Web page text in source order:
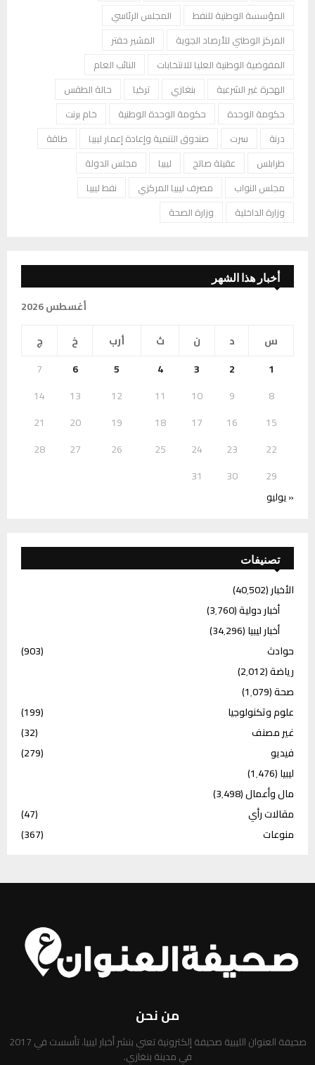
المؤسسة الوطنية للنفط
المجلس الرئاسي
المركز الوطني للأرصاد الجوية
المشير حفتر
المفوضية الوطنية العليا للانتخابات
النائب العام
الهجرة غير الشرعية
بنغازي تركيا
حالة الطقس
حكومة الوحدة
حكومة الوحدة الوطنية
خام برنت
درنة
سرت صندوق التنمية وإعادة إعمار ليبيا
طاقة
طرابلس
عقيلة صالح ليبيا
مجلس الدولة
مجلس النواب
مصرف ليبيا المركزي
نفط ليبيا
وزارة الداخلية
وزارة الصحة
أخبار هذا الشهر
أغسطس 2026
س
د ن ث أرب خ
ج
1
2
3
4
5
6
7
8
9
10
11
12
13
14
15
16
17
18
19
20
21
22
23
24
25
26
27
28
29
30
31
« يوليو
تصنيفات
الأخبار(40٬502)
أخبار دولية(3٬760)
أخبار ليبيا(34٬296)
حوادث
(903)
رياضة(2٬012)
صحة(1٬079)
علوم وتكنولوجيا
(199)
غير مصنف
(32)
فيديو
(279)
ليبيا(1٬476)
مال وأعمال(3٬498)
مقالات رأي
(47)
منوعات
(367)
من نحن
صحيفة العنوان الليبية صحيفة إلكترونية تعني بنشر أخبار ليبيا. تأسست في 2017
في مدينة بنغازي.